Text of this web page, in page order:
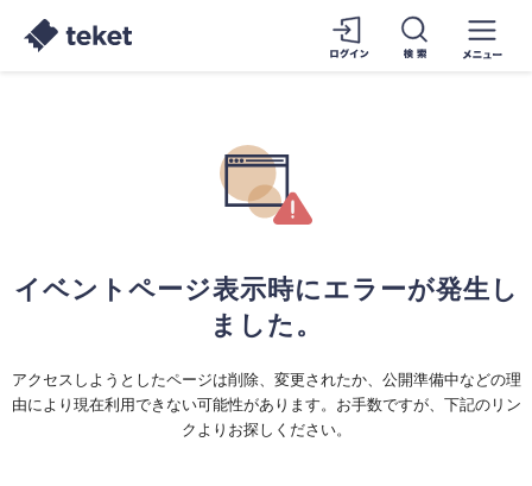
イベントページ表示時にエラーが発生し
ました。
アクセスしようとしたページは削除、変更されたか、公開準備中などの理
由により現在利用できない可能性があります。お手数ですが、下記のリン
クよりお探しください。